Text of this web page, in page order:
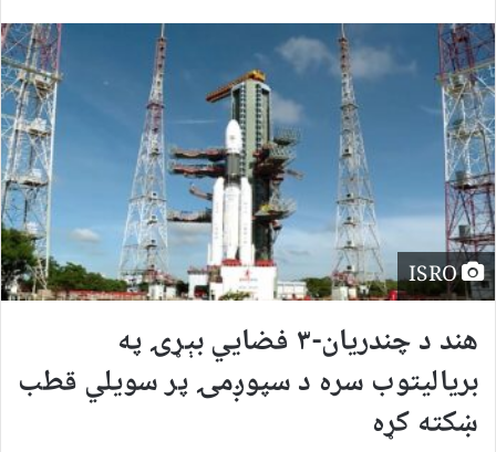
ISRO
هند د چندریان-۳ فضايي بېړۍ په
بریالیتوب سره د سپوږمۍ پر سویلي قطب
ښکته کړه